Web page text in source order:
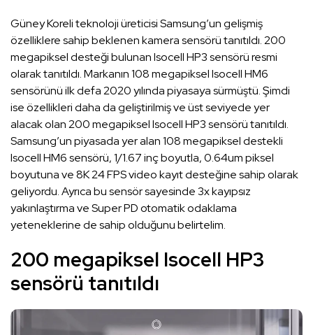
Güney Koreli teknoloji üreticisi Samsung’un gelişmiş
özelliklere sahip beklenen kamera sensörü tanıtıldı. 200
megapiksel desteği bulunan Isocell HP3 sensörü resmi
olarak tanıtıldı. Markanın 108 megapiksel Isocell HM6
sensörünü ilk defa 2020 yılında piyasaya sürmüştü. Şimdi
ise özellikleri daha da geliştirilmiş ve üst seviyede yer
alacak olan 200 megapiksel Isocell HP3 sensörü tanıtıldı.
Samsung’un piyasada yer alan 108 megapiksel destekli
Isocell HM6 sensörü, 1/1.67 inç boyutla, 0.64um piksel
boyutuna ve 8K 24 FPS video kayıt desteğine sahip olarak
geliyordu. Ayrıca bu sensör sayesinde 3x kayıpsız
yakınlaştırma ve Super PD otomatik odaklama
yeteneklerine de sahip olduğunu belirtelim.
200 megapiksel Isocell HP3
sensörü tanıtıldı